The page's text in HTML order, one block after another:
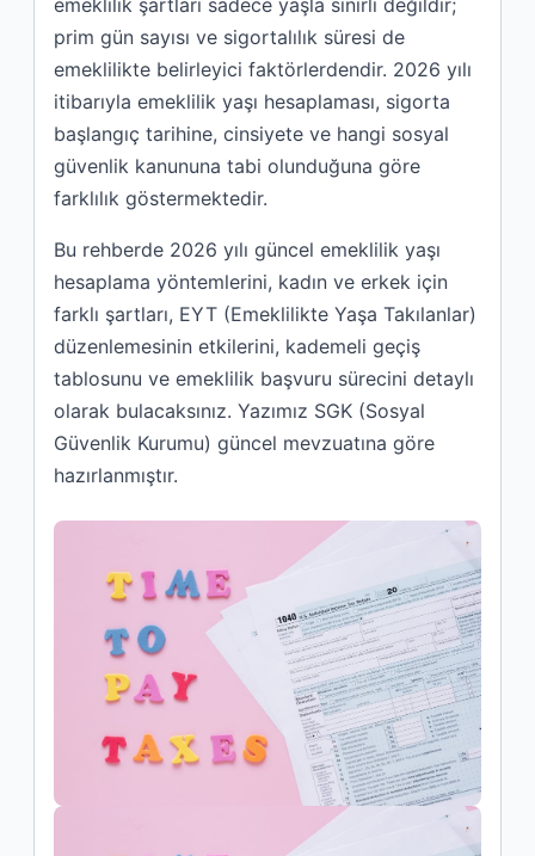
prim gün sayısı ve sigortalılık süresi de
emeklilikte belirleyici faktörlerdendir. 2026 yılı
itibarıyla emeklilik yaşı hesaplaması, sigorta
başlangıç tarihine, cinsiyete ve hangi sosyal
güvenlik kanununa tabi olunduğuna göre
farklılık göstermektedir.
Bu rehberde 2026 yılı güncel emeklilik yaşı
hesaplama yöntemlerini, kadın ve erkek için
farklı şartları, EYT (Emeklilikte Yaşa Takılanlar)
düzenlemesinin etkilerini, kademeli geçiş
tablosunu ve emeklilik başvuru sürecini detaylı
olarak bulacaksınız. Yazımız SGK (Sosyal
Güvenlik Kurumu) güncel mevzuatına göre
hazırlanmıştır.